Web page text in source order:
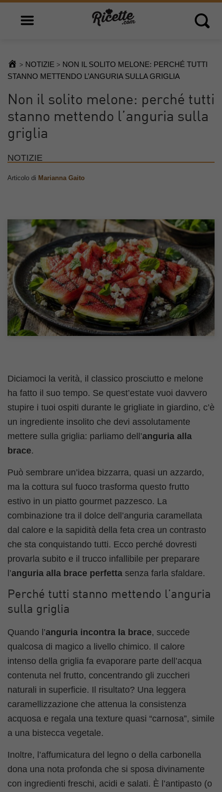
Open main menu Open
> NOTIZIE > NON IL SOLITO MELONE: PERCHÉ TUTTI
STANNO METTENDO L’ANGURIA SULLA GRIGLIA
Non il solito melone: perché tutti
stanno mettendo l’anguria sulla
griglia
NOTIZIE
Articolo di Marianna Gaito
Diciamoci la verità, il classico prosciutto e melone
ha fatto il suo tempo. Se quest’estate vuoi davvero
stupire i tuoi ospiti durante le grigliate in giardino, c’è
un ingrediente insolito che devi assolutamente
mettere sulla griglia: parliamo dell’anguria alla
brace.
Può sembrare un’idea bizzarra, quasi un azzardo,
ma la cottura sul fuoco trasforma questo frutto
estivo in un piatto gourmet pazzesco. La
combinazione tra il dolce dell’anguria caramellata
dal calore e la sapidità della feta crea un contrasto
che sta conquistando tutti. Ecco perché dovresti
provarla subito e il trucco infallibile per preparare
l’anguria alla brace perfetta senza farla sfaldare.
Perché tutti stanno mettendo l’anguria
sulla griglia
Quando l’anguria incontra la brace, succede
qualcosa di magico a livello chimico. Il calore
intenso della griglia fa evaporare parte dell’acqua
contenuta nel frutto, concentrando gli zuccheri
naturali in superficie. Il risultato? Una leggera
caramellizzazione che attenua la consistenza
acquosa e regala una texture quasi “carnosa”, simile
a una bistecca vegetale.
Inoltre, l’affumicatura del legno o della carbonella
dona una nota profonda che si sposa divinamente
con ingredienti freschi, acidi e salati. È l’antipasto (o